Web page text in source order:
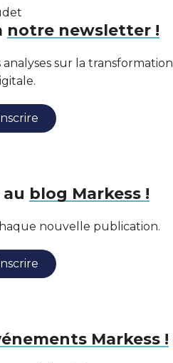
notre newsletter !
sur la transformation
blog Markess !
nouvelle publication.
Markess !